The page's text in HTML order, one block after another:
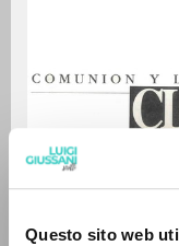
Questo sito web